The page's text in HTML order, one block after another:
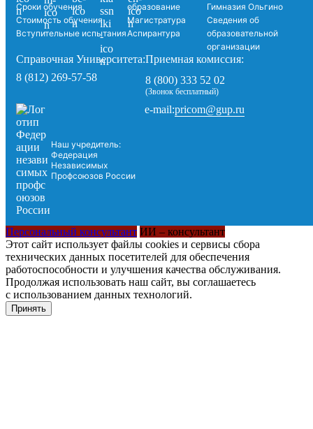
Сроки обучения
Стоимость обучения
Вступительные испытания
образование
Магистратура
Аспирантура
Гимназия Ольгино
Сведения об
образовательной
организации
Справочная Университета:
8 (812) 269-57-58
Приемная комиссия:
8 (800) 333 52 02
(Звонок бесплатный)
Наш учредитель:
Федерация
Независимых
Профсоюзов России
e-mail:pricom@gup.ru
Персональный консультант ИИ – консультант
Этот сайт использует файлы cookies и сервисы сбора
технических данных посетителей для обеспечения
работоспособности и улучшения качества обслуживания.
Продолжая использовать наш сайт, вы соглашаетесь
с использованием данных технологий.
Принять